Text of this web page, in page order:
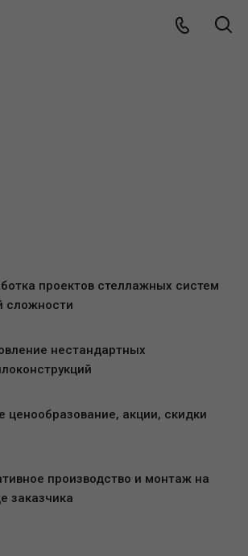
проектов стеллажных систем
сложности
нестандартных
ценообразование, акции, скидки
производство и монтаж на
заказчика